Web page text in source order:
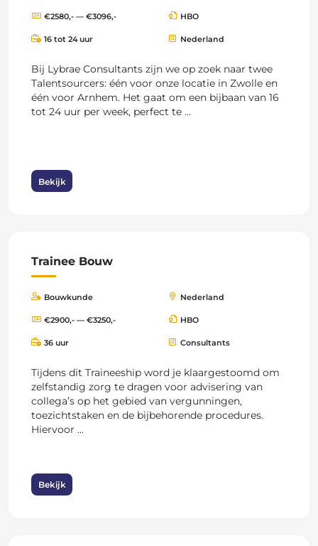
€2580,- — €3096,- HBO
16 tot 24 uur Nederland
Bij Lybrae Consultants zijn we op zoek naar twee
Talentsourcers: één voor onze locatie in Zwolle en
één voor Arnhem. Het gaat om een bijbaan van 16
tot 24 uur per week, perfect te ...
Bekijk
Trainee Bouw
Bouwkunde Nederland
€2900,- — €3250,- HBO
36 uur Consultants
Tijdens dit Traineeship word je klaargestoomd om
zelfstandig zorg te dragen voor advisering van
collega’s op het gebied van vergunningen,
toezichtstaken en de bijbehorende procedures.
Hiervoor ...
Bekijk